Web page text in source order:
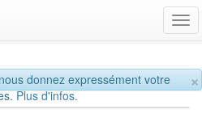
×
donnez expressément votre
Plus d'infos.